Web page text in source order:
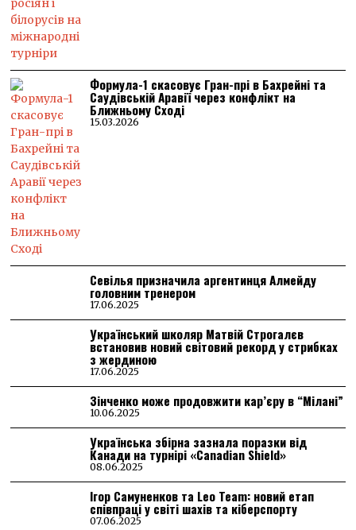
Формула-1 скасовує Гран-прі в Бахрейні та
Саудівській Аравії через конфлікт на
Ближньому Сході
15.03.2026
Севілья призначила аргентинця Алмейду
головним тренером
17.06.2025
Український школяр Матвій Строгалєв
встановив новий світовий рекорд у стрибках
з жердиною
17.06.2025
Зінченко може продовжити кар’єру в “Мілані”
10.06.2025
Українська збірна зазнала поразки від
Канади на турнірі «Canadian Shield»
08.06.2025
Ігор Самуненков та Leo Team: новий етап
співпраці у світі шахів та кіберспорту
07.06.2025